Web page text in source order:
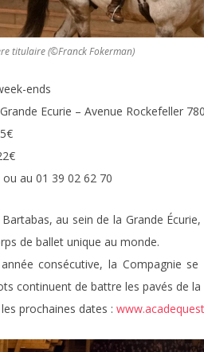
titulaire (©Franck Fokerman)
ends
Ecurie – Avenue Rockefeller
ou au 01 39 02 62 70
au sein de la Grande
de ballet unique au monde.
consécutive, la Compagnie
continuent de battre les pavés de la
prochaines dates :